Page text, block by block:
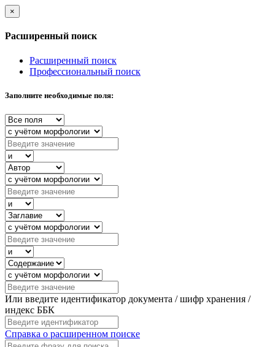
×
Расширенный поиск
Расширенный поиск
Профессиональный поиск
Заполните необходимые поля:
Или введите идентификатор документа / шифр хранения /
индекс ББК
Справка о расширенном поиске